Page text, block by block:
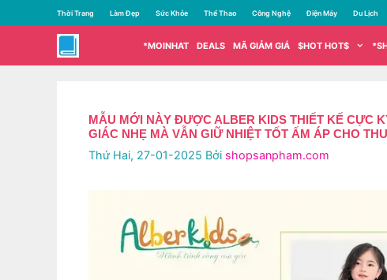
đến
dung
Thời Trang Làm Đẹp Sức Khỏe Thể Thao Công Nghệ Điện Máy Du Lịch
*MOINHAT DEALS MÃ GIẢM GIÁ $HOT HOT$
MẪU MỚI NÀY ĐƯỢC ALBER KIDS THIẾT KẾ CỰC
GIÁC NHẸ MÀ VẪN GIỮ NHIỆT TỐT ẤM ÁP CHO
Thứ Hai, 27-01-2025 Bởi shopsanpham.com